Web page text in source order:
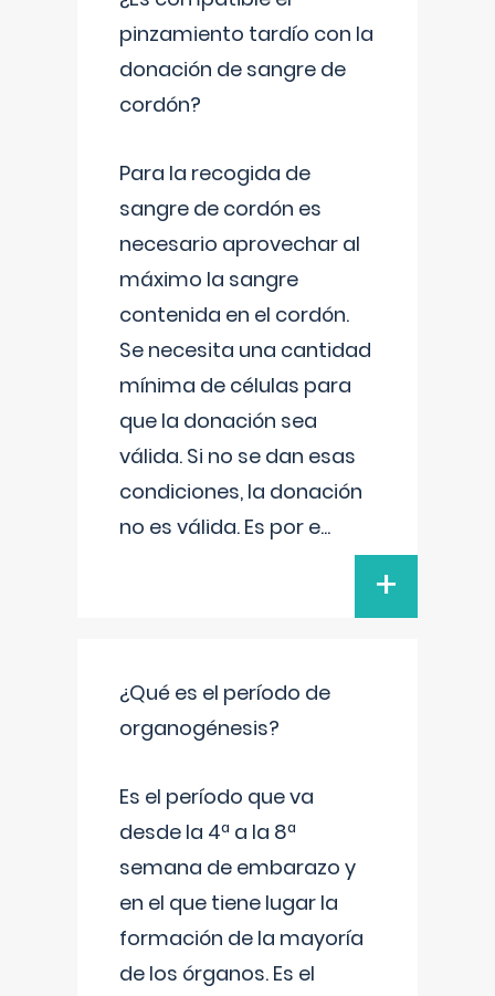
pinzamiento tardío con la
donación de sangre de
cordón?
Para la recogida de
sangre de cordón es
necesario aprovechar al
máximo la sangre
contenida en el cordón.
Se necesita una cantidad
mínima de células para
que la donación sea
válida. Si no se dan esas
condiciones, la donación
no es válida. Es por e...
+
¿Qué es el período de
organogénesis?
Es el período que va
desde la 4ª a la 8ª
semana de embarazo y
en el que tiene lugar la
formación de la mayoría
de los órganos. Es el